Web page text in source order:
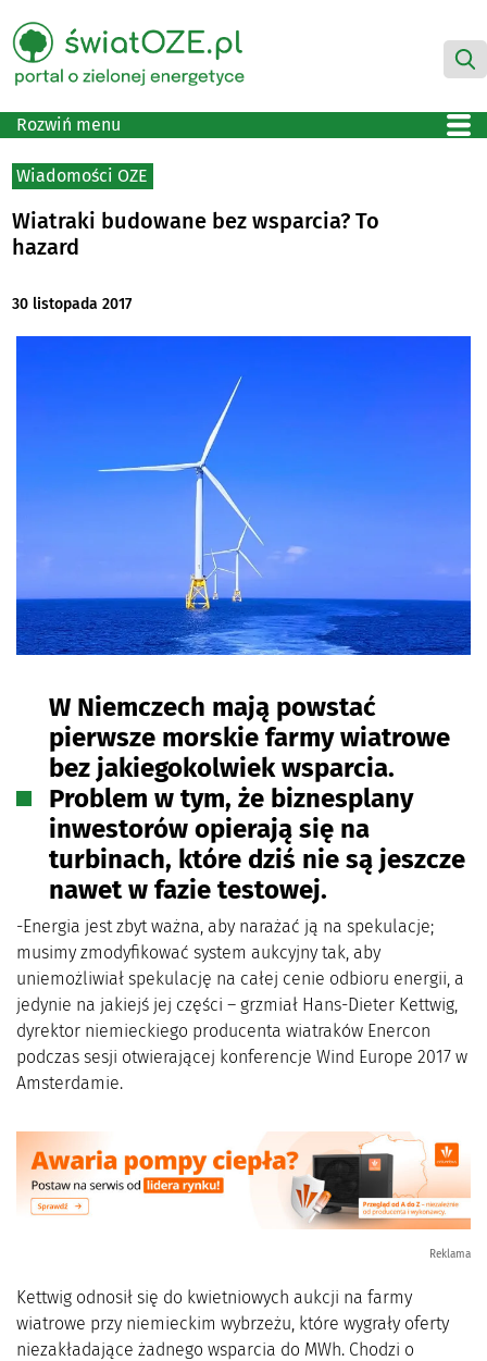
Rozwiń menu
Wiadomości OZE
Wiatraki budowane bez wsparcia? To
hazard
30 listopada 2017
W Niemczech mają powstać
pierwsze morskie farmy wiatrowe
bez jakiegokolwiek wsparcia.
Problem w tym, że biznesplany
inwestorów opierają się na
turbinach, które dziś nie są jeszcze
nawet w fazie testowej.
-Energia jest zbyt ważna, aby narażać ją na spekulacje;
musimy zmodyfikować system aukcyjny tak, aby
uniemożliwiał spekulację na całej cenie odbioru energii, a
jedynie na jakiejś jej części – grzmiał Hans-Dieter Kettwig,
dyrektor niemieckiego producenta wiatraków Enercon
podczas sesji otwierającej konferencje Wind Europe 2017 w
Amsterdamie.
Reklama
Kettwig odnosił się do kwietniowych aukcji na farmy
wiatrowe przy niemieckim wybrzeżu, które wygrały oferty
niezakładające żadnego wsparcia do MWh. Chodzi o